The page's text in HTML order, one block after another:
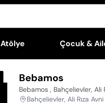
Atölye Çocuk &
Bebamos
Bebamos , Bahçelievler, Ali
Bahçelievler, Ali Rıza